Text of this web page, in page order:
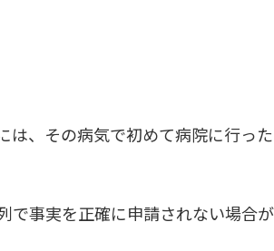
は、その病気で初めて病院に行っ
事実を正確に申請されない場合が